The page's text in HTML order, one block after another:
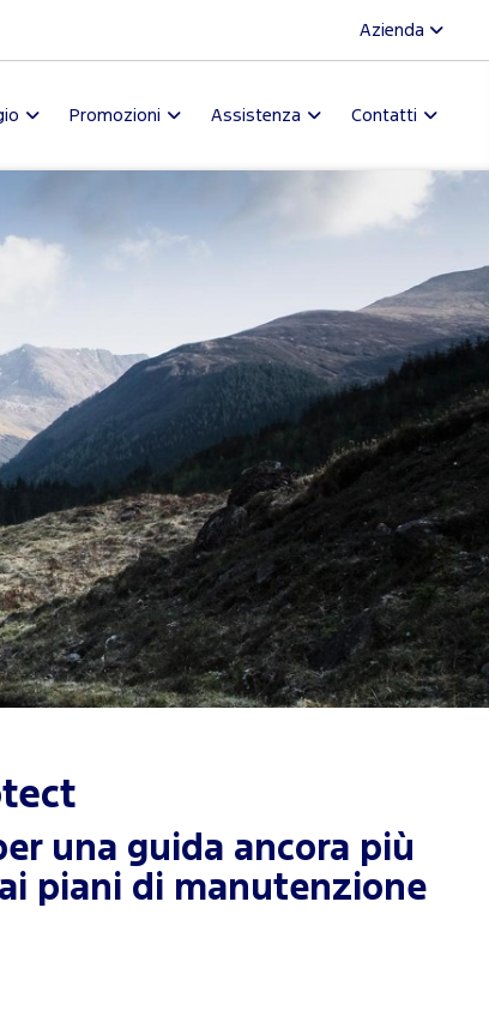
Azienda
Promozioni Assistenza Contatti
una guida ancora più
piani di manutenzione